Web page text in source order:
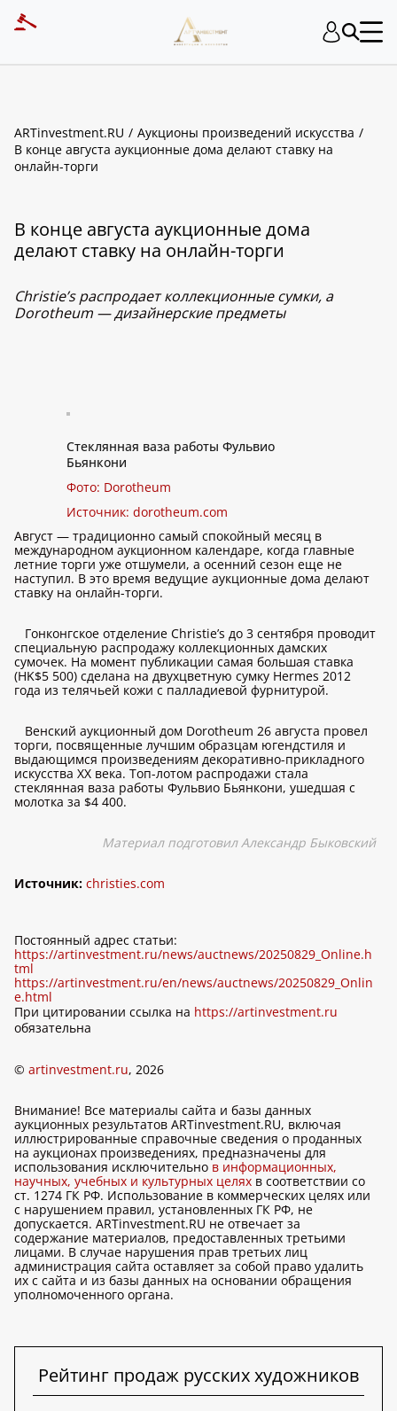
ARTinvestment.RU
Аукционы произведений искусства
В конце августа аукционные дома делают ставку на
онлайн-торги
В конце августа аукционные дома
делают ставку на онлайн-торги
Christie’s распродает коллекционные сумки, а
Dorotheum — дизайнерские предметы
Стеклянная ваза работы Фульвио
Бьянкони
Фото: Dorotheum
Источник: dorotheum.com
Август — традиционно самый спокойный месяц в
международном аукционном календаре, когда главные
летние торги уже отшумели, а осенний сезон еще не
наступил. В это время ведущие аукционные дома делают
ставку на онлайн-торги.
Гонконгское отделение Christie’s до 3 сентября проводит
специальную распродажу коллекционных дамских
сумочек. На момент публикации самая большая ставка
(HK$5 500) сделана на двухцветную сумку Hermes 2012
года из телячьей кожи с палладиевой фурнитурой.
Венский аукционный дом Dorotheum 26 августа провел
торги, посвященные лучшим образцам югендстиля и
выдающимся произведениям декоративно-прикладного
искусства ХХ века. Топ-лотом распродажи стала
стеклянная ваза работы Фульвио Бьянкони, ушедшая с
молотка за $4 400.
Материал подготовил Александр Быковский
Источник: christies.com
Постоянный адрес статьи:
https://artinvestment.ru/news/auctnews/20250829_Online.h
tml
https://artinvestment.ru/en/news/auctnews/20250829_Onlin
e.html
При цитировании ссылка на https://artinvestment.ru
обязательна
© artinvestment.ru, 2026
Внимание! Все материалы сайта и базы данных
аукционных результатов ARTinvestment.RU, включая
иллюстрированные справочные сведения о проданных
на аукционах произведениях, предназначены для
использования исключительно в информационных,
научных, учебных и культурных целях в соответствии со
ст. 1274 ГК РФ. Использование в коммерческих целях или
с нарушением правил, установленных ГК РФ, не
допускается. ARTinvestment.RU не отвечает за
содержание материалов, предоставленных третьими
лицами. В случае нарушения прав третьих лиц
администрация сайта оставляет за собой право удалить
их с сайта и из базы данных на основании обращения
уполномоченного органа.
Рейтинг продаж русских художников